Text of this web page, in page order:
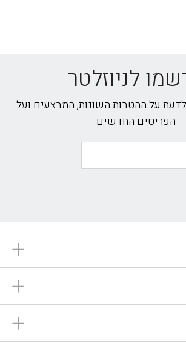
לניוזלטר
על ההטבות השונות, המבצעים ועל
הפריטים החדשים